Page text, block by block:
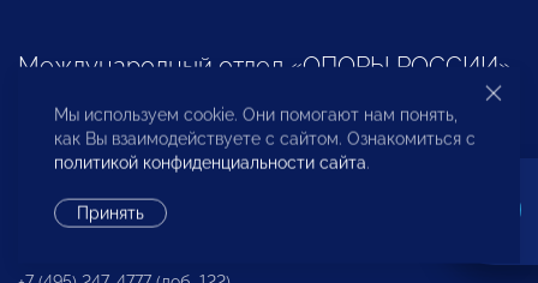
Международный отдел «ОПОРЫ РОССИИ»
+7 (495) 247-4777 (доб. 126)
Бюро по защите прав предпринимателей и
инвесторов
Мы используем cookie. Они помогают нам понять,
как Вы взаимодействуете с сайтом. Ознакомиться с
политикой конфиденциальности сайта.
Принять